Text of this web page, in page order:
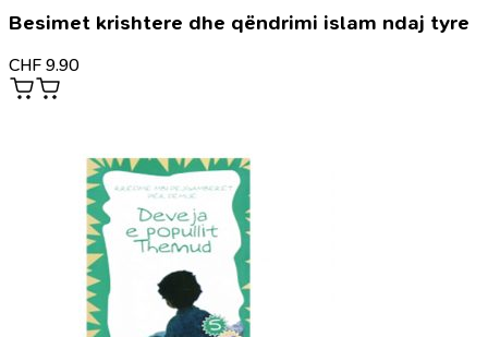
Besimet krishtere dhe qëndrimi islam ndaj tyre
CHF 9.90